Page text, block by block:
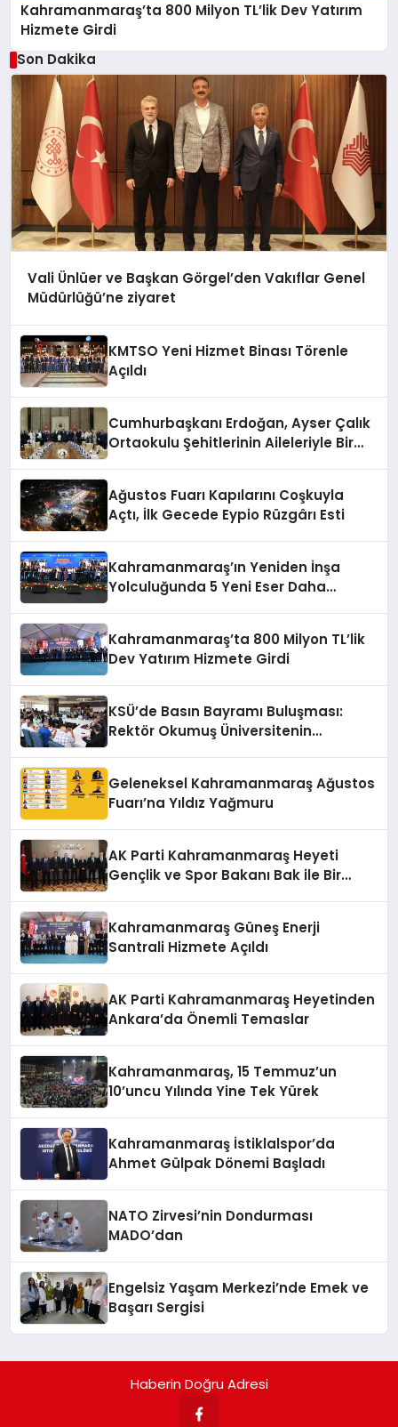
Kahramanmaraş’ta 800 Milyon TL’lik Dev Yatırım
Hizmete Girdi
Son Dakika
Vali Ünlüer ve Başkan Görgel’den Vakıflar Genel
Müdürlüğü’ne ziyaret
KMTSO Yeni Hizmet Binası Törenle
Açıldı
Cumhurbaşkanı Erdoğan, Ayser Çalık
Ortaokulu Şehitlerinin Aileleriyle Bir
Ağustos Fuarı Kapılarını Coşkuyla
Açtı, İlk Gecede Eypio Rüzgârı Esti
Kahramanmaraş’ın Yeniden İnşa
Yolculuğunda 5 Yeni Eser Daha
Kahramanmaraş’ta 800 Milyon TL’lik
Dev Yatırım Hizmete Girdi
KSÜ’de Basın Bayramı Buluşması:
Rektör Okumuş Üniversitenin
Geleneksel Kahramanmaraş Ağustos
Fuarı’na Yıldız Yağmuru
AK Parti Kahramanmaraş Heyeti
Gençlik ve Spor Bakanı Bak ile Bir
Kahramanmaraş Güneş Enerji
Santrali Hizmete Açıldı
AK Parti Kahramanmaraş Heyetinden
Ankara’da Önemli Temaslar
Kahramanmaraş, 15 Temmuz’un
10’uncu Yılında Yine Tek Yürek
Kahramanmaraş İstiklalspor’da
Ahmet Gülpak Dönemi Başladı
NATO Zirvesi’nin Dondurması
MADO’dan
Engelsiz Yaşam Merkezi’nde Emek ve
Başarı Sergisi
Haberin Doğru Adresi